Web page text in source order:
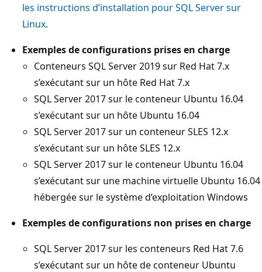
les instructions d’installation pour SQL Server sur
Linux.
Exemples de configurations prises en charge
Conteneurs SQL Server 2019 sur Red Hat 7.x
s’exécutant sur un hôte Red Hat 7.x
SQL Server 2017 sur le conteneur Ubuntu 16.04
s’exécutant sur un hôte Ubuntu 16.04
SQL Server 2017 sur un conteneur SLES 12.x
s’exécutant sur un hôte SLES 12.x
SQL Server 2017 sur le conteneur Ubuntu 16.04
s’exécutant sur une machine virtuelle Ubuntu 16.04
hébergée sur le système d’exploitation Windows
Exemples de configurations non prises en charge
SQL Server 2017 sur les conteneurs Red Hat 7.6
s’exécutant sur un hôte de conteneur Ubuntu